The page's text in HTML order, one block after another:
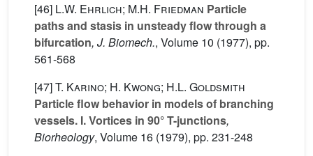
[46] L.W. Ehrlich; M.H. Friedman Particle
paths and stasis in unsteady flow through a
bifurcation, J. Biomech., Volume 10 (1977), pp.
561-568
[47]T. Karino; H. Kwong; H.L. Goldsmith
Particle flow behavior in models of branching
vessels. I. Vortices in 90° T-junctions,
Biorheology, Volume 16 (1979), pp. 231-248